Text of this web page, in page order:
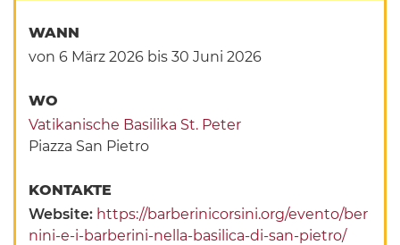
WANN
von 6 März 2026 bis 30 Juni 2026
WO
Vatikanische Basilika St. Peter
Piazza San Pietro
KONTAKTE
Website: https://barberinicorsini.org/evento/ber
nini-e-i-barberini-nella-basilica-di-san-pietro/